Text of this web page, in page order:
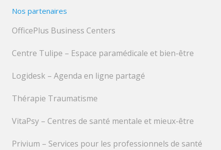
Nos partenaires
OfficePlus Business Centers
Centre Tulipe – Espace paramédicale et bien-être
Logidesk – Agenda en ligne partagé
Thérapie Traumatisme
VitaPsy – Centres de santé mentale et mieux-être
Privium – Services pour les professionnels de santé